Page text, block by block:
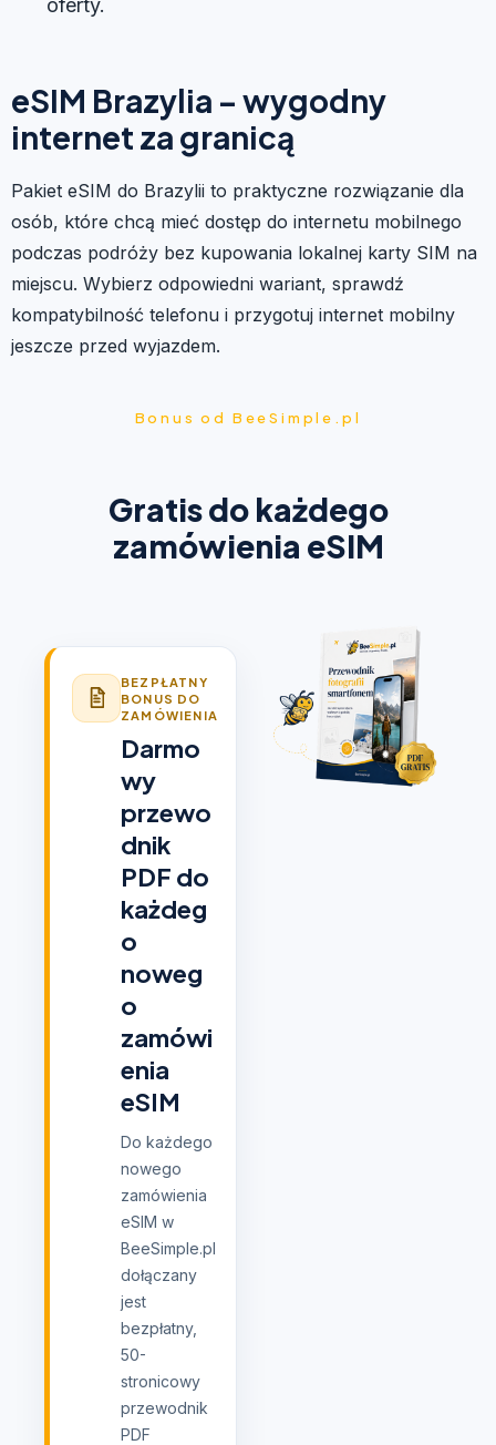
oferty.
eSIM Brazylia – wygodny
internet za granicą
Pakiet eSIM do Brazylii to praktyczne rozwiązanie dla
osób, które chcą mieć dostęp do internetu mobilnego
podczas podróży bez kupowania lokalnej karty SIM na
miejscu. Wybierz odpowiedni wariant, sprawdź
kompatybilność telefonu i przygotuj internet mobilny
jeszcze przed wyjazdem.
Bonus od BeeSimple.pl
Gratis do każdego
zamówienia eSIM
BEZPŁATNY
BONUS DO
ZAMÓWIENIA
Darmo
wy
przewo
dnik
PDF do
każdeg
o
noweg
o
zamówi
enia
eSIM
Do każdego
nowego
zamówienia
eSIM w
BeeSimple.pl
dołączany
jest
bezpłatny,
50-
stronicowy
przewodnik
PDF